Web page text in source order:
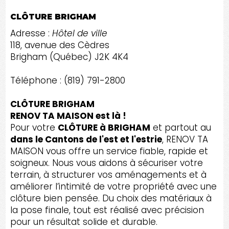
CLÔTURE BRIGHAM
Adresse : Hôtel de ville
118, avenue des Cèdres
Brigham (Québec) J2K 4K4
Téléphone : (819) 791-2800
CLÔTURE BRIGHAM
RENOV TA MAISON est là !
Pour votre CLÔTURE à BRIGHAM et partout au
dans le Cantons de l'est et l'estrie, RENOV TA
MAISON vous offre un service fiable, rapide et
soigneux. Nous vous aidons à sécuriser votre
terrain, à structurer vos aménagements et à
améliorer l’intimité de votre propriété avec une
clôture bien pensée. Du choix des matériaux à
la pose finale, tout est réalisé avec précision
pour un résultat solide et durable.